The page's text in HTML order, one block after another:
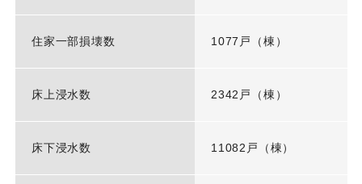
住家一部損壊数 1077戸（棟）
床上浸水数 2342戸（棟）
床下浸水数 11082戸（棟）